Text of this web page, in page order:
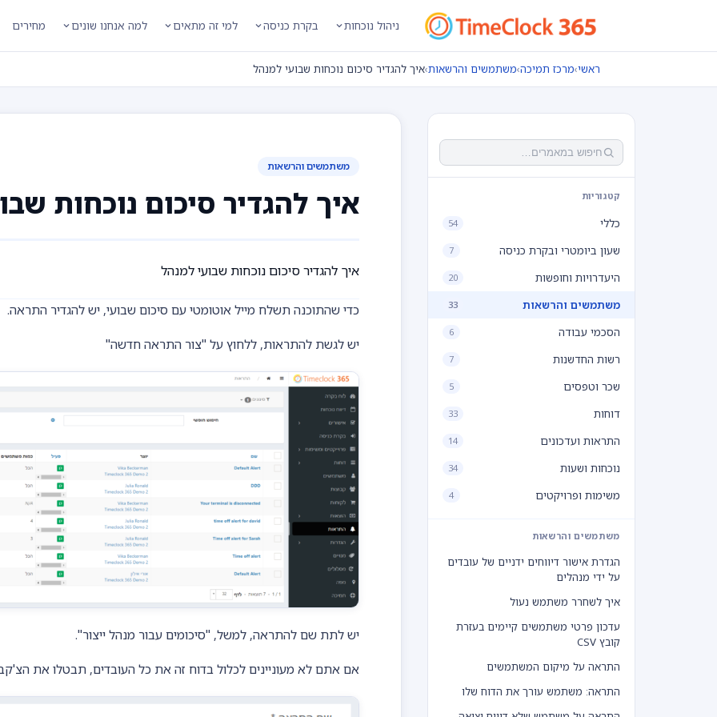
ניהול נוכחות בקרת כניסה למי זה מתאים למה אנחנו שונים מחירים
ראשי›מרכז תמיכה›משתמשים והרשאות›איך להגדיר סיכום נוכחות שבועי למנהל
קטגוריות
כללי 54
שעון ביומטרי ובקרת כניסה 7
היעדרויות וחופשות 20
משתמשים והרשאות 33
הסכמי עבודה 6
רשות החדשנות 7
שכר וטפסים 5
דוחות 33
התראות ועדכונים 14
נוכחות ושעות 34
משימות ופרויקטים 4
משתמשים והרשאות
הגדרת אישור דיווחים ידניים של עובדים
על ידי מנהלים
איך לשחרר משתמש נעול
עדכון פרטי משתמשים קיימים בעזרת
קובץ CSV
התראה על מיקום המשתמשים
התראה: משתמש עורך את הדוח שלו
משתמשים והרשאות
איך להגדיר סיכום נוכחות
איך להגדיר סיכום נוכחות שבועי למנהל
כדי שהתוכנה תשלח מייל אוטומטי עם סיכום שבועי, יש להגדיר התראה.
יש לגשת להתראות, ללחוץ על "צור התראה חדשה"
יש לתת שם להתראה, למשל, "סיכומים עבור מנהל ייצור".
אם אתם לא מעוניינים לכלול בדוח זה את כל העובדים, תבטלו את